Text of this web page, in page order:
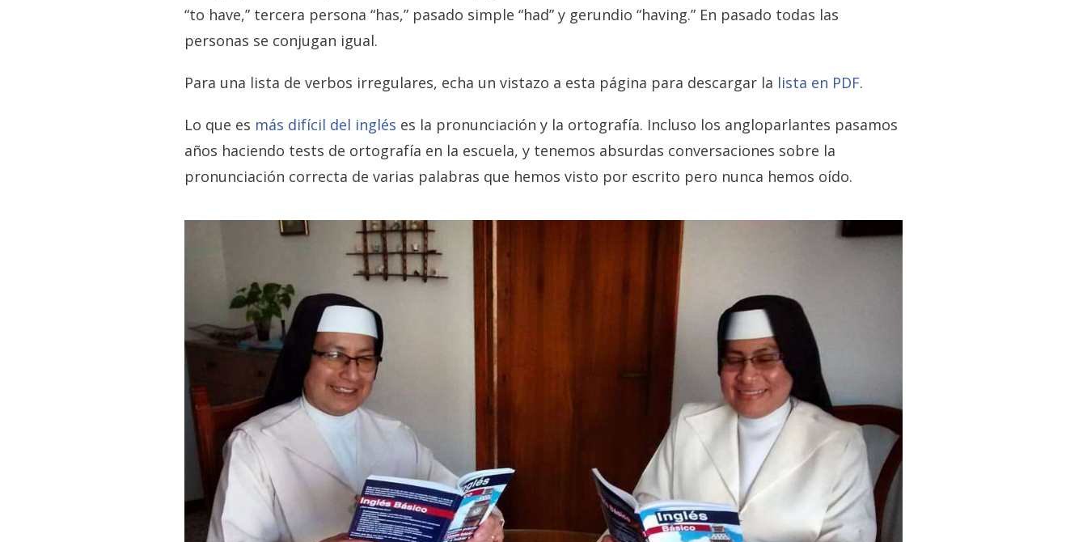
“to have,” tercera persona “has,” pasado simple “had” y gerundio “having.” En pasado todas las
personas se conjugan igual.
Para una lista de verbos irregulares, echa un vistazo a esta página para descargar la lista en PDF.
Lo que es más difícil del inglés es la pronunciación y la ortografía. Incluso los angloparlantes pasamos
años haciendo tests de ortografía en la escuela, y tenemos absurdas conversaciones sobre la
pronunciación correcta de varias palabras que hemos visto por escrito pero nunca hemos oído.